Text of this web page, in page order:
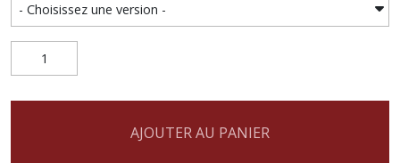
AJOUTER AU PANIER